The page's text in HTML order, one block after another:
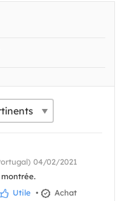
04/02/2021
Utile •
Achat